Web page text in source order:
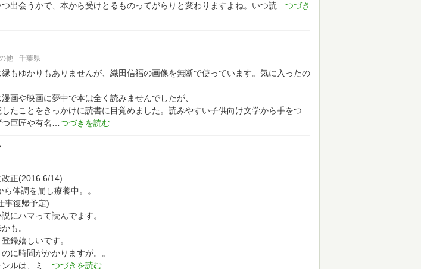
出会うかで、本から受けとるものってがらりと変わりますよね。いつ読
他 千葉県
もゆかりもありませんが、織田信福の画像を無断で使っています。気に入ったの
画や映画に夢中で本は全く読みませんでしたが、
たことをきっかけに読書に目覚めました。読みやすい子供向け文学から手をつ
巨匠や有名
改正(2016.6/14)
ら体調を崩し療養中。。
事復帰予定)
にハマって読んでます。
も。
録嬉しいです。
に時間がかかりますが。。
ルは、ミ